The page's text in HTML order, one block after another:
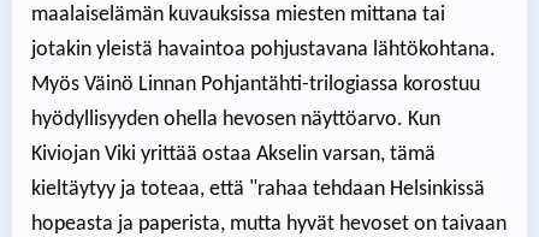
maalaiselämän kuvauksissa miesten mittana tai
jotakin yleistä havaintoa pohjustavana lähtökohtana.
Myös Väinö Linnan Pohjantähti-trilogiassa korostuu
hyödyllisyyden ohella hevosen näyttöarvo. Kun
Kiviojan Viki yrittää ostaa Akselin varsan, tämä
kieltäytyy ja toteaa, että "rahaa tehdaan Helsinkissä
hopeasta ja paperista, mutta hyvät hevoset on taivaan